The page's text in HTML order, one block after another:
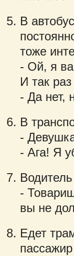
В
тоже
- Ой, я
И так
- Да нет,
В
-
- Ага! Я
-
вы не
Едет